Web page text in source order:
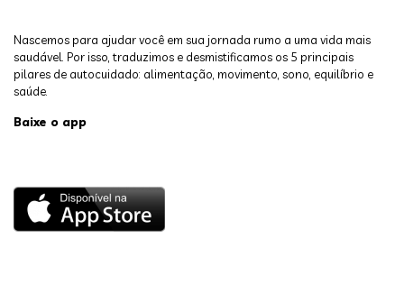
Nascemos para ajudar você em sua jornada rumo a uma vida mais
saudável. Por isso, traduzimos e desmistificamos os 5 principais
pilares de autocuidado: alimentação, movimento, sono, equilíbrio e
saúde.
Baixe o app